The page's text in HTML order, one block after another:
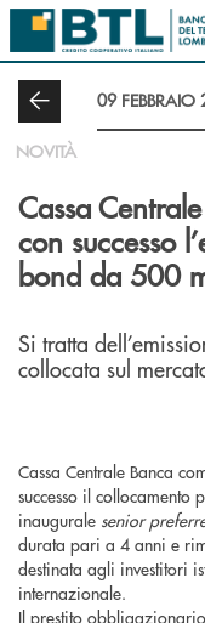
Salta al contenuto principale
09 FEBBRAIO
NOVITÀ
Cassa
con successo
bond da 500
Si tratta
collocata sul
Cassa Centrale Banca
successo il collocamento
inaugurale senior
durata pari a 4 anni e
destinata agli investitori
internazionale.
Il prestito